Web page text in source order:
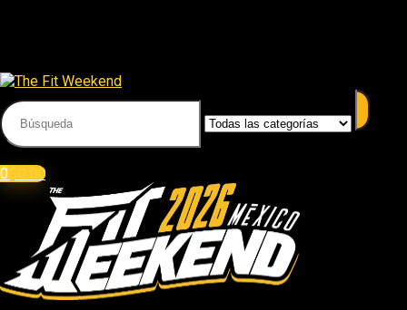
0
0.00
Inicio Creatina INTEGRAL MEDICA Creatina Hardcore 350gr